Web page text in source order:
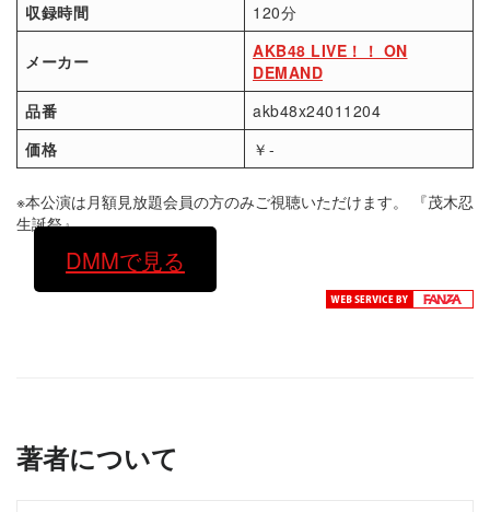
収録時間
120分
メーカー
AKB48 LIVE！！ ON
DEMAND
品番
akb48x24011204
価格
￥-
※本公演は月額見放題会員の方のみご視聴いただけます。 『茂木忍
生誕祭』
DMMで見る
著者について